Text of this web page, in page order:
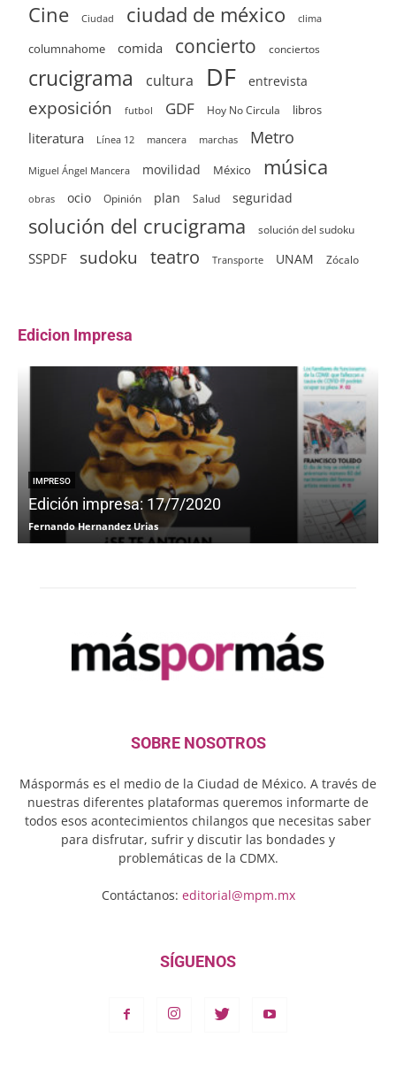
Cine Ciudad ciudad de méxico clima
columnahome comida concierto conciertos
crucigrama cultura DF entrevista
exposición futbol GDF Hoy No Circula libros
literatura Línea 12 mancera marchas Metro
Miguel Ángel Mancera movilidad México música
obras ocio Opinión plan Salud seguridad
solución del crucigrama solución del sudoku
SSPDF sudoku teatro Transporte UNAM Zócalo
Edicion Impresa
IMPRESO
Edición impresa: 17/7/2020
Fernando Hernandez Urias
SOBRE NOSOTROS
Máspormás es el medio de la Ciudad de México. A través de
nuestras diferentes plataformas queremos informarte de
todos esos acontecimientos chilangos que necesitas saber
para disfrutar, sufrir y discutir las bondades y
problemáticas de la CDMX.
Contáctanos: editorial@mpm.mx
SÍGUENOS